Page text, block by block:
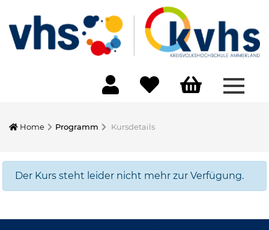
Home Programm Kursdetails
Der Kurs steht leider nicht mehr zur Verfügung.